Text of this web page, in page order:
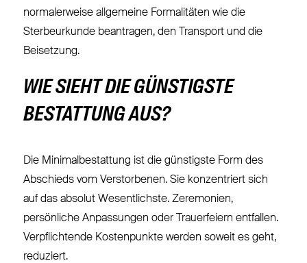
normalerweise allgemeine Formalitäten wie die
Sterbeurkunde beantragen, den Transport und die
Beisetzung.
WIE SIEHT DIE GÜNSTIGSTE
BESTATTUNG AUS?
Die Minimalbestattung ist die günstigste Form des
Abschieds vom Verstorbenen. Sie konzentriert sich
auf das absolut Wesentlichste. Zeremonien,
persönliche Anpassungen oder Trauerfeiern entfallen.
Verpflichtende Kostenpunkte werden soweit es geht,
reduziert.